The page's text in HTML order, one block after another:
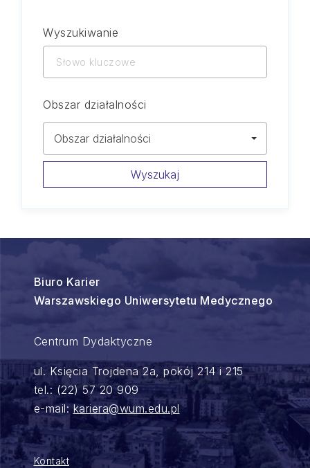
Wyszukiwanie
Obszar działalności
Obszar działalności
Wyszukaj
Biuro Karier
Warszawskiego Uniwersytetu Medycznego
Centrum Dydaktyczne
ul. Księcia Trojdena 2a, pokój 214 i 215
tel.: (22) 57 20 909
e-mail:kariera@wum.edu.pl
Kontakt